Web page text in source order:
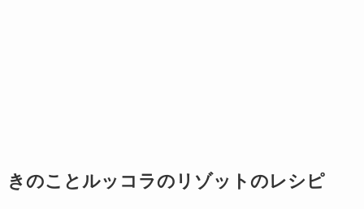
きのことルッコラのリゾットのレシピ